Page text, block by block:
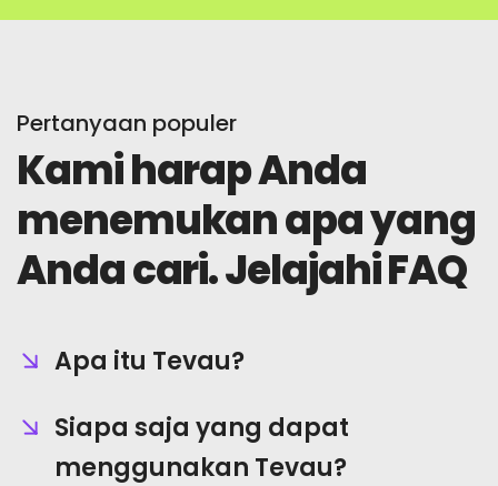
Tanya Jawab Umum
Berita
Mendaftar
Pertanyaan populer
Kami harap Anda
menemukan apa yang
Anda cari. Jelajahi FAQ
Apa itu Tevau?
Siapa saja yang dapat
menggunakan Tevau?